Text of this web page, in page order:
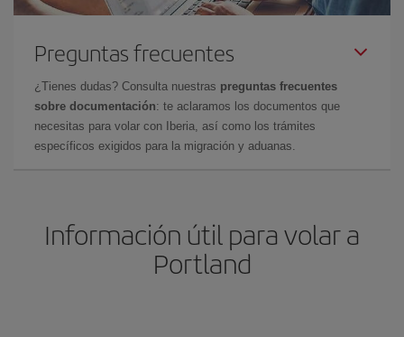
Preguntas frecuentes
¿Tienes dudas? Consulta nuestras preguntas frecuentes
sobre documentación: te aclaramos los documentos que
necesitas para volar con Iberia, así como los trámites
específicos exigidos para la migración y aduanas.
Información útil para volar a
Portland